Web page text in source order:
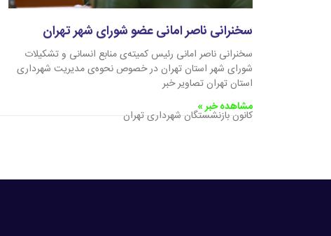
سخنرانی ناصر امانی عضو شورای شهر تهران
سخنرانی ناصر امانی رئیس کمیته‌ی منابع انسانی و تشکیلات
شورای شهر استان تهران در خصوص نحوه‌ی مدیریت شهرداری
استان تهران تصاویر خبر
مشاهده خبر »
کانون بازنشستگان شهرداری تهران